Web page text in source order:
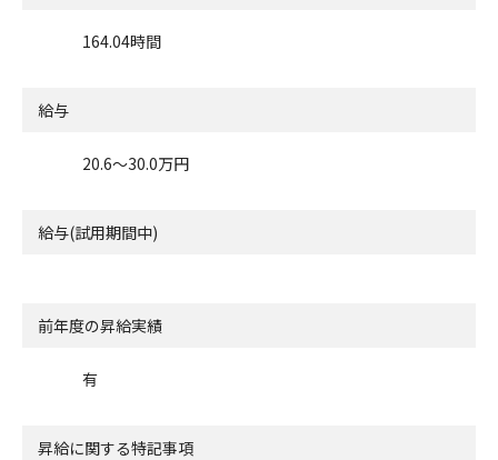
164.04時間
給与
20.6〜30.0万円
給与(試用期間中)
前年度の昇給実績
有
昇給に関する特記事項